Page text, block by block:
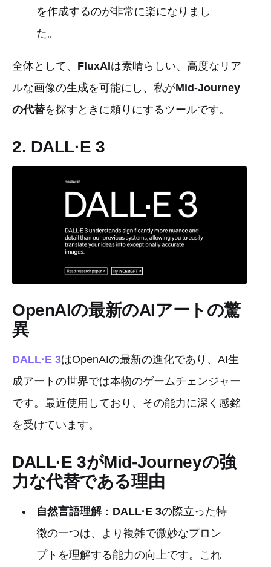
を作成するのが非常に楽になりまし
た。
全体として、 FluxAIは素晴らしい、高度なリア
ルな画像の生成を可能にし、私がMid-Journey
の代替を探すときに頼りにするツールです。
2. DALL·E 3
OpenAIの最新のAIアートの驚
異
DALL·E 3はOpenAIの最新の進化であり、AI生
成アートの世界では本物のゲームチェンジャー
です。最近使用しており、その能力に深く感銘
を受けています。
DALL·E 3がMid-Journeyの強
力な代替である理由
自然言語理解： DALL·E 3の際立った特
徴の一つは、より複雑で微妙なプロン
プトを理解する能力の向上です。これ